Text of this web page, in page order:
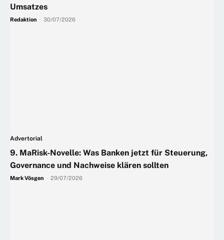
Umsatzes
Redaktion 30/07/2026
Advertorial
9. MaRisk-Novelle: Was Banken jetzt für Steuerung,
Governance und Nachweise klären sollten
Mark Vösgen 29/07/2026